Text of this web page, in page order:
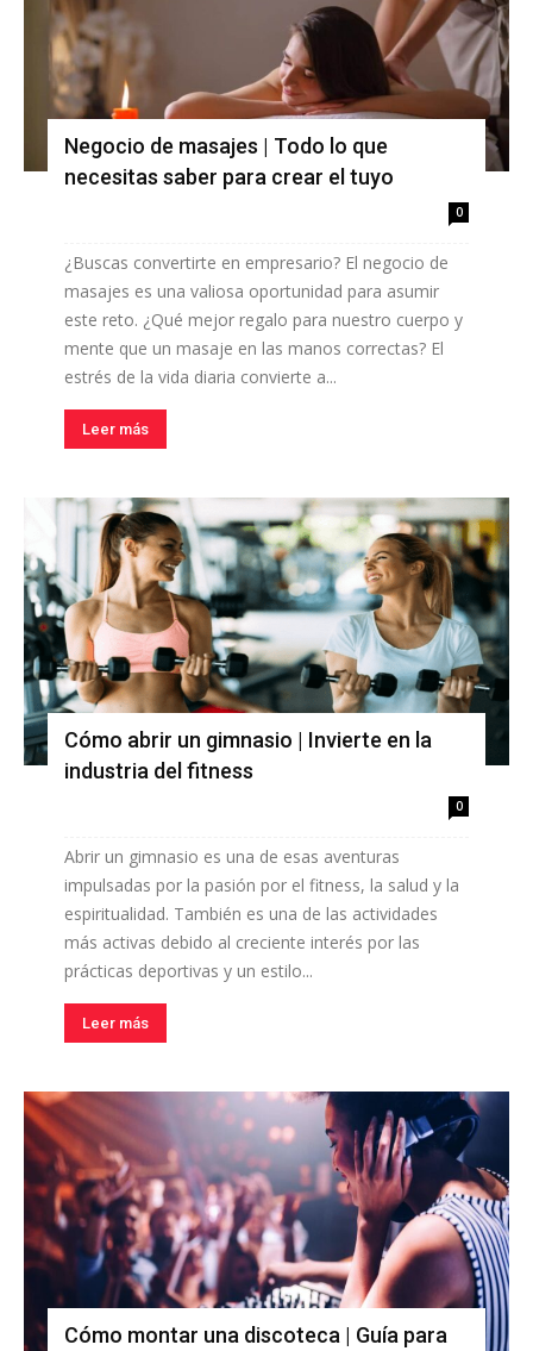
Negocio de masajes | Todo lo que
necesitas saber para crear el tuyo
0
¿Buscas convertirte en empresario? El negocio de
masajes es una valiosa oportunidad para asumir
este reto. ¿Qué mejor regalo para nuestro cuerpo y
mente que un masaje en las manos correctas? El
estrés de la vida diaria convierte a...
Leer más
Cómo abrir un gimnasio | Invierte en la
industria del fitness
0
Abrir un gimnasio es una de esas aventuras
impulsadas por la pasión por el fitness, la salud y la
espiritualidad. También es una de las actividades
más activas debido al creciente interés por las
prácticas deportivas y un estilo...
Leer más
Cómo montar una discoteca | Guía para